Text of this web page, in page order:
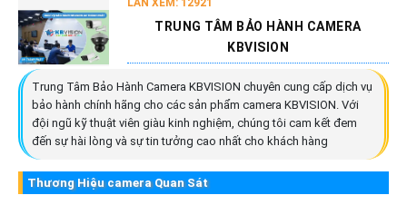
TRUNG TÂM BẢO HÀNH CAMERA
KBVISION
Trung Tâm Bảo Hành Camera KBVISION chuyên cung cấp dịch vụ
bảo hành chính hãng cho các sản phẩm camera KBVISION. Với
đội ngũ kỹ thuật viên giàu kinh nghiệm, chúng tôi cam kết đem
đến sự hài lòng và sự tin tưởng cao nhất cho khách hàng
Thương Hiệu camera Quan Sát